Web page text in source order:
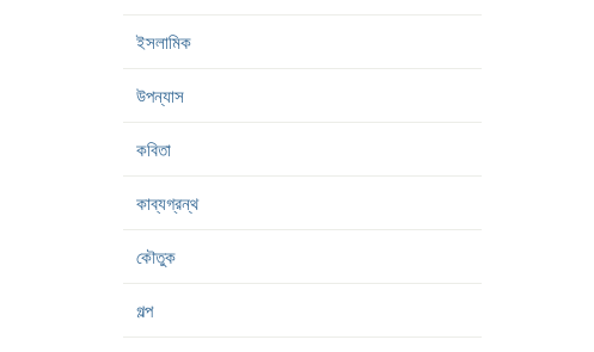
ইসলামিক
উপন্যাস
কবিতা
কাব্যগ্রন্থ
কৌতুক
গল্প